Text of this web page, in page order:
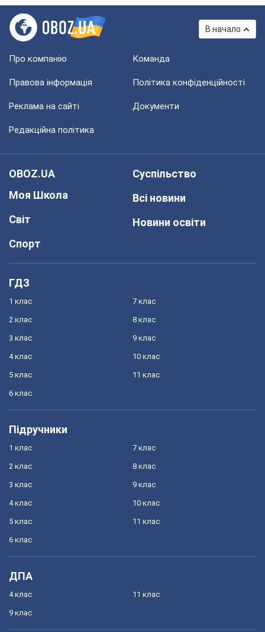
В начало
Про компанію Команда
Правова інформація Політика конфіденційності
Реклама на сайті Документи
Редакційна політика
OBOZ.UA
Моя Школа
Світ
Спорт
Суспільство
Всі новини
Новини освіти
ГДЗ
1 клас
2 клас
3 клас
4 клас
5 клас
6 клас
7 клас
8 клас
9 клас
10 клас
11 клас
Підручники
1 клас
2 клас
3 клас
4 клас
5 клас
6 клас
7 клас
8 клас
9 клас
10 клас
11 клас
ДПА
4 клас
9 клас
11 клас